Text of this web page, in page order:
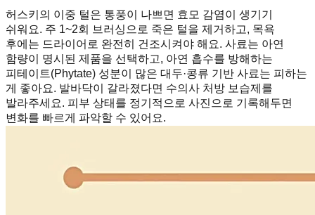
허스키의 이중 털은 통풍이 나쁘면 효모 감염이 생기기
쉬워요. 주 1~2회 브러싱으로 죽은 털을 제거하고, 목욕
후에는 드라이어로 완전히 건조시켜야 해요. 사료는 아연
함량이 명시된 제품을 선택하고, 아연 흡수를 방해하는
피테이트(Phytate) 성분이 많은 대두·콩류 기반 사료는 피하는
게 좋아요. 발바닥이 갈라졌다면 수의사 처방 보습제를
발라주세요. 피부 상태를 정기적으로 사진으로 기록해두면
변화를 빠르게 파악할 수 있어요.